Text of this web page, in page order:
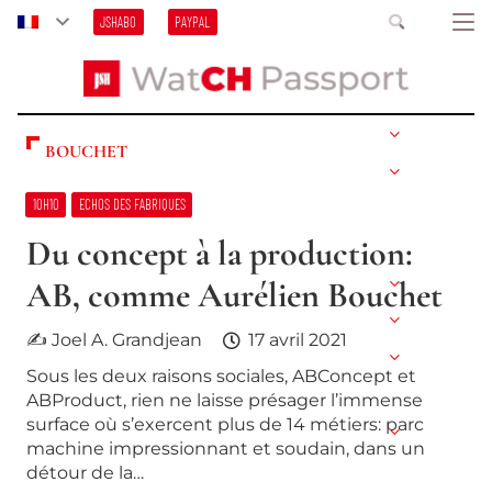
JSHABO PAYPAL
BOUCHET
10H10 ECHOS DES FABRIQUES
Du concept à la production:
AB, comme Aurélien Bouchet
✍ Joel A. Grandjean
17 avril 2021
Sous les deux raisons sociales, ABConcept et
ABProduct, rien ne laisse présager l’immense
surface où s’exercent plus de 14 métiers: parc
machine impressionnant et soudain, dans un
détour de la…